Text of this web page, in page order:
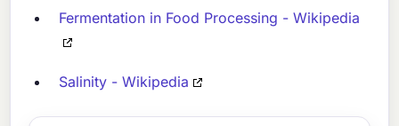
Fermentation in Food Processing - Wikipedia
Salinity - Wikipedia